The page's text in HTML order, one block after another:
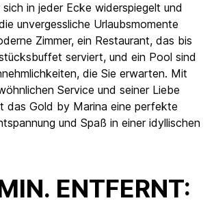
in jeder Ecke widerspiegelt und
unvergessliche Urlaubsmomente
Zimmer, ein Restaurant, das bis
serviert, und ein Pool sind
die Sie erwarten. Mit
Service und seiner Liebe
das Gold by Marina eine perfekte
und Spaß in einer idyllischen
ENTFERNT: